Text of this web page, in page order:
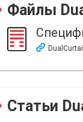
Файлы
Статьи